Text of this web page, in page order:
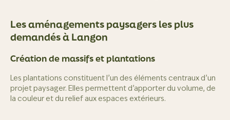
Les aménagements paysagers les plus
demandés à Langon
Création de massifs et plantations
Les plantations constituent l’un des éléments centraux d’un
projet paysager. Elles permettent d’apporter du volume, de
la couleur et du relief aux espaces extérieurs.